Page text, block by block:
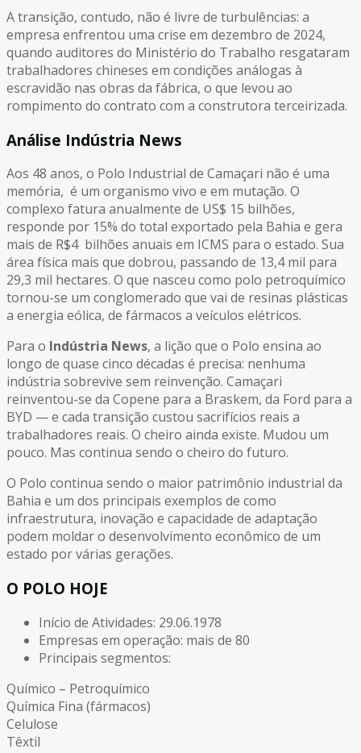
A transição, contudo, não é livre de turbulências: a
empresa enfrentou uma crise em dezembro de 2024,
quando auditores do Ministério do Trabalho resgataram
trabalhadores chineses em condições análogas à
escravidão nas obras da fábrica, o que levou ao
rompimento do contrato com a construtora terceirizada.
Análise Indústria News
Aos 48 anos, o Polo Industrial de Camaçari não é uma
memória, é um organismo vivo e em mutação. O
complexo fatura anualmente de US$ 15 bilhões,
responde por 15% do total exportado pela Bahia e gera
mais de R$4 bilhões anuais em ICMS para o estado. Sua
área física mais que dobrou, passando de 13,4 mil para
29,3 mil hectares. O que nasceu como polo petroquímico
tornou-se um conglomerado que vai de resinas plásticas
a energia eólica, de fármacos a veículos elétricos.
Para o Indústria News, a lição que o Polo ensina ao
longo de quase cinco décadas é precisa: nenhuma
indústria sobrevive sem reinvenção. Camaçari
reinventou-se da Copene para a Braskem, da Ford para a
BYD — e cada transição custou sacrifícios reais a
trabalhadores reais. O cheiro ainda existe. Mudou um
pouco. Mas continua sendo o cheiro do futuro.
O Polo continua sendo o maior patrimônio industrial da
Bahia e um dos principais exemplos de como
infraestrutura, inovação e capacidade de adaptação
podem moldar o desenvolvimento econômico de um
estado por várias gerações.
O POLO HOJE
Início de Atividades: 29.06.1978
Empresas em operação: mais de 80
Principais segmentos:
Químico – Petroquímico
Química Fina (fármacos)
Celulose
Têxtil